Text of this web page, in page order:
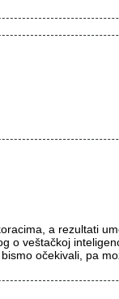
a rezultati
o veštačkoj
očekivali, pa